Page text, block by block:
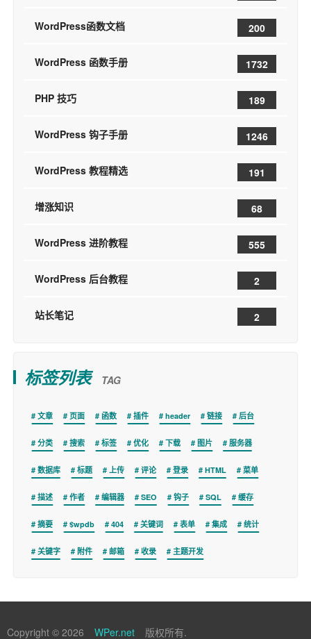
WordPress函数文档 200
WordPress 函数手册 1732
PHP 技巧 189
WordPress 钩子手册 1246
WordPress 教程精选 191
增涨知识 68
WordPress 进阶教程 555
WordPress 后台教程 2
站长笔记 2
标签列表 TAG
文章 页面 函数 插件 header 链接 后台
分类 搜索 标签 优化 下载 图片 服务器
数据库 标题 上传 评论 登录 HTML 菜单
描述 作者 编辑器 SEO 钩子 SQL 缓存
摘要 $wpdb 404 关键词 表单 集成 统计
关键字 附件 邮箱 收录 主题开发
Copyright © 2026 WPer.net 版权所有.